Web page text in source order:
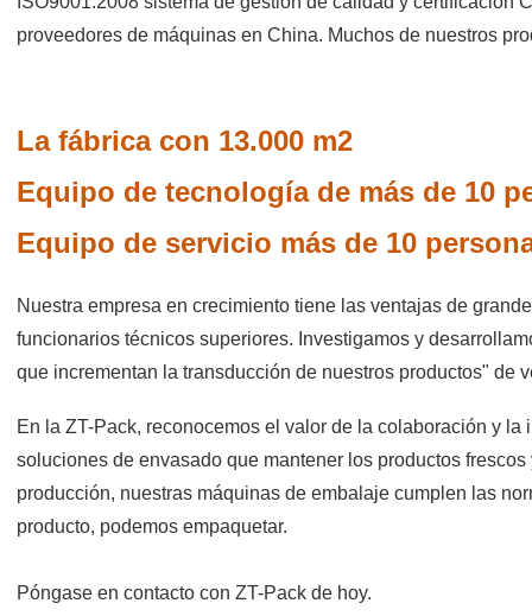
proveedores de máquinas en China. Muchos de nuestros
La fábrica con 13.000 m2
Equipo de tecnología de más de 10
Equipo de servicio más de 10
Nuestra empresa en crecimiento tiene las ventajas de
funcionarios técnicos superiores. Investigamos y
que incrementan la transducción de nuestros productos" de
En la ZT-Pack, reconocemos el valor de la colaboración y
soluciones de envasado que mantener los productos
producción, nuestras máquinas de embalaje cumplen las
producto, podemos empaquetar.
Póngase en contacto con ZT-Pack de hoy.